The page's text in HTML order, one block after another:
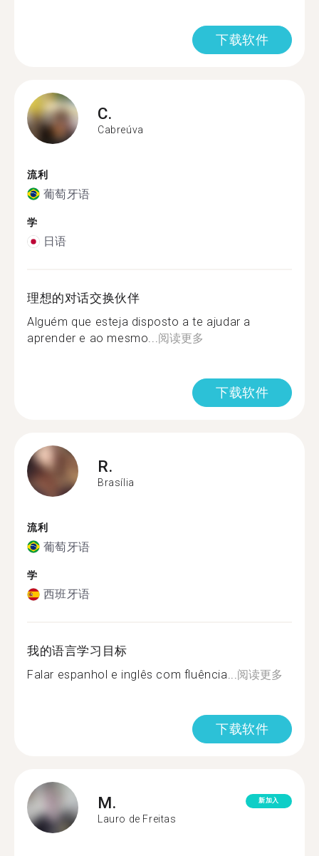
下载软件
C.
Cabreúva
流利
葡萄牙语
学
日语
理想的对话交换伙伴
Alguém que esteja disposto a te ajudar a
aprender e ao mesmo...阅读更多
下载软件
R.
Brasília
流利
葡萄牙语
学
西班牙语
我的语言学习目标
Falar espanhol e inglês com fluência...阅读更多
下载软件
M.
Lauro de Freitas
新加入